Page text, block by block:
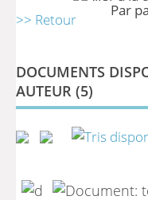
Par
>> Retour
DOCUMENTS
AUTEUR (5)